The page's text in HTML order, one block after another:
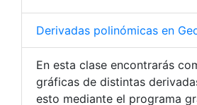
Derivadas polinómicas en
En esta clase encontrarás
gráficas de distintas
esto mediante el programa